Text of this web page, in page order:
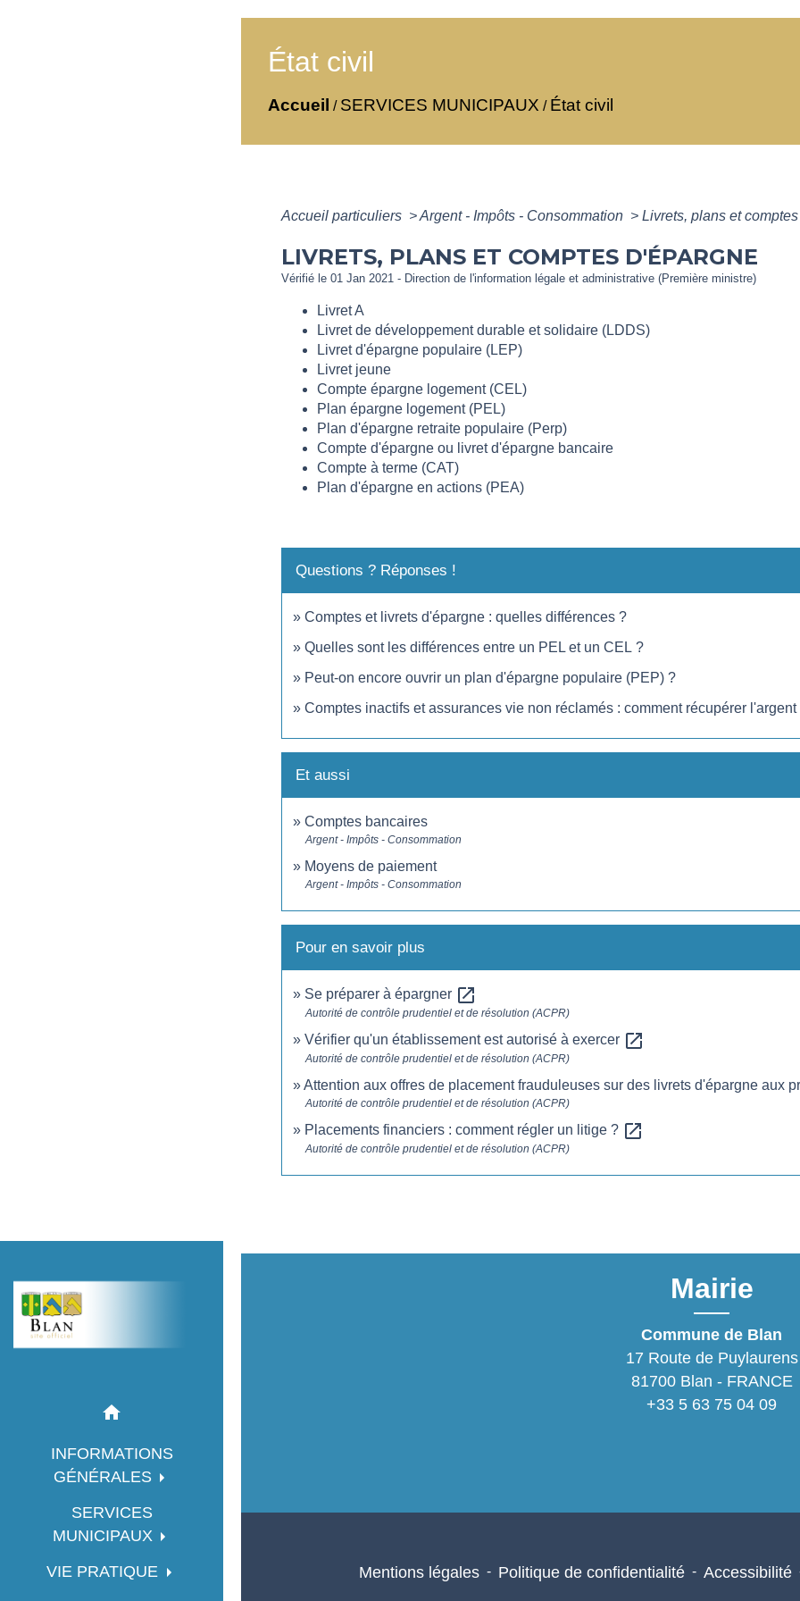
home
INFORMATIONS
GÉNÉRALES
SERVICES
MUNICIPAUX
VIE PRATIQUE
État civil
Accueil / SERVICES MUNICIPAUX / État civil
Accueil particuliers >Argent - Impôts - Consommation > Livrets, plans et
LIVRETS, PLANS ET COMPTES D'ÉPARGNE
Vérifié le 01 Jan 2021 - Direction de l'information légale et administrative (Première ministre)
Livret A
Livret de développement durable et solidaire (LDDS)
Livret d'épargne populaire (LEP)
Livret jeune
Compte épargne logement (CEL)
Plan épargne logement (PEL)
Plan d'épargne retraite populaire (Perp)
Compte d'épargne ou livret d'épargne bancaire
Compte à terme (CAT)
Plan d'épargne en actions (PEA)
Questions ? Réponses !
Comptes et livrets d'épargne : quelles différences ?
Quelles sont les différences entre un PEL et un CEL ?
Peut-on encore ouvrir un plan d'épargne populaire (PEP) ?
Comptes inactifs et assurances vie non réclamés : comment récupérer l'argent
Et aussi
Comptes bancaires
Argent - Impôts - Consommation
Moyens de paiement
Argent - Impôts - Consommation
Pour en savoir plus
Se préparer à épargner open_in_new
Autorité de contrôle prudentiel et de résolution (ACPR)
Vérifier qu'un établissement est autorisé à exercer open_in_new
Autorité de contrôle prudentiel et de résolution (ACPR)
Attention aux offres de placement frauduleuses sur des livrets d'épargne aux
Autorité de contrôle prudentiel et de résolution (ACPR)
Placements financiers : comment régler un litige ? open_in_new
Autorité de contrôle prudentiel et de résolution (ACPR)
Mairie
Commune de Blan
17 Route de Puylaurens
81700 Blan - FRANCE
+33 5 63 75 04 09
Mentions légales - Politique de confidentialité - Accessibilité